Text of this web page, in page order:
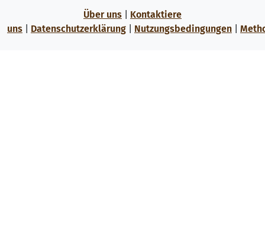
Über uns
Kontaktiere
uns
Datenschutzerklärung Nutzungsbedingungen